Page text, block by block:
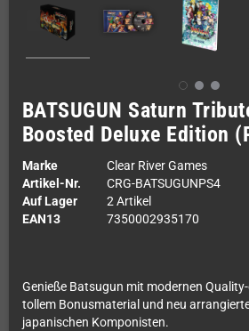
BATSUGUN Saturn
Boosted Deluxe Edition
Marke
Clear River Games
Artikel-Nr.
CRG-BATSUGUNPS4
Auf Lager
2 Artikel
EAN13
7350002935170
Genieße Batsugun mit modernen
tollem Bonusmaterial und neu
japanischen Komponisten.